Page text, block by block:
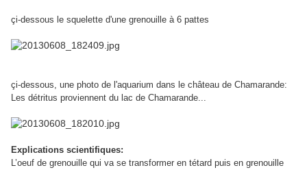
çi-dessous le squelette d'une grenouille à 6 pattes
çi-dessous, une photo de l'aquarium dans le château de Chamarande:
Les détritus proviennent du lac de Chamarande...
Explications scientifiques:
L’oeuf de grenouille qui va se transformer en tétard puis en grenouille